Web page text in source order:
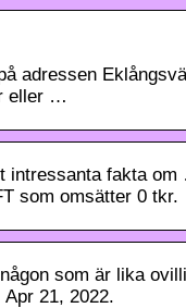
adressen
eller …
intressanta fakta
som omsätter 0 tkr.
som är lika
21, 2022.